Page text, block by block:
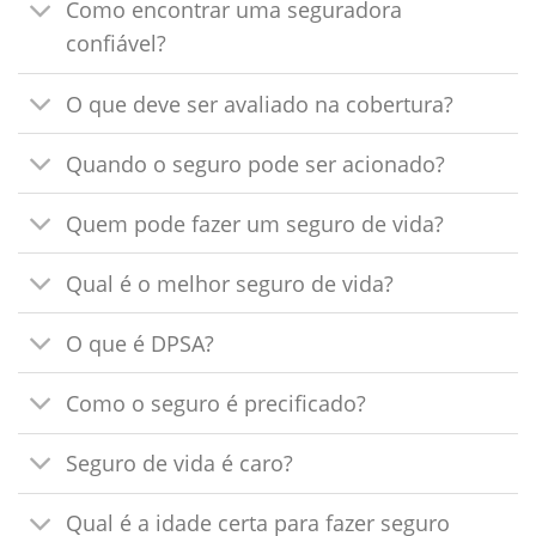
Como encontrar uma seguradora
confiável?
O que deve ser avaliado na cobertura?
Quando o seguro pode ser acionado?
Quem pode fazer um seguro de vida?
Qual é o melhor seguro de vida?
O que é DPSA?
Como o seguro é precificado?
Seguro de vida é caro?
Qual é a idade certa para fazer seguro